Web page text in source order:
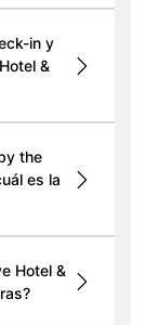
in y
&
the
es la
Hotel &